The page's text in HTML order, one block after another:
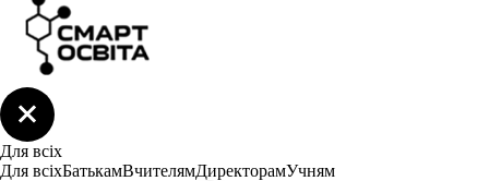
Для всіх
Для всіхБатькамВчителямДиректорамУчням